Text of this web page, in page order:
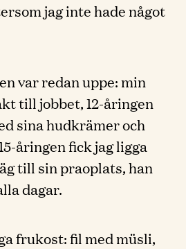
jag inte hade något
var redan uppe: min
till jobbet, 12-åringen
sina hudkrämer och
åringen fick jag ligga
till sin praoplats, han
dagar.
frukost: fil med müsli,